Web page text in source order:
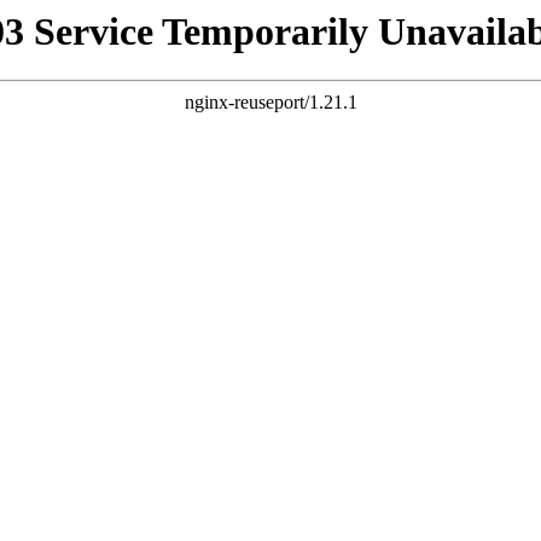
Service Temporarily
nginx-reuseport/1.21.1